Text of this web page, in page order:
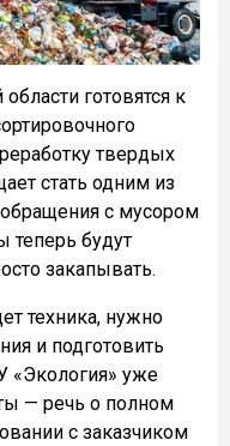
готовятся к
твердых
стать одним из
с мусором
теперь будут
закапывать.
техника, нужно
и подготовить
«Экология» уже
— речь о полном
с заказчиком